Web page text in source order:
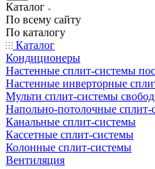
Каталог
По всему сайту
По каталогу
Каталог
Кондиционеры
Настенные сплит-системы
Настенные инверторные
Мульти сплит-системы
Напольно-потолочные сплит-
Канальные сплит-системы
Кассетные сплит-системы
Колонные сплит-системы
Вентиляция